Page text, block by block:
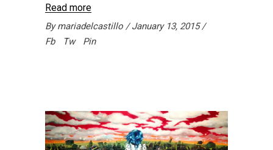
Read more
Bymariadelcastillo
January 13, 2015
Fb
Tw Pin